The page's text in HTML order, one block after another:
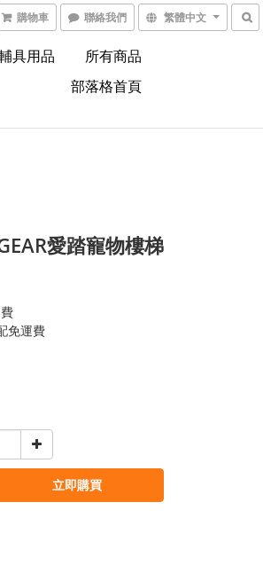
購物車 聯絡我們 繁體中文
具用品
所有商品
部落格首頁
愛踏寵物樓梯
免運費
立即購買